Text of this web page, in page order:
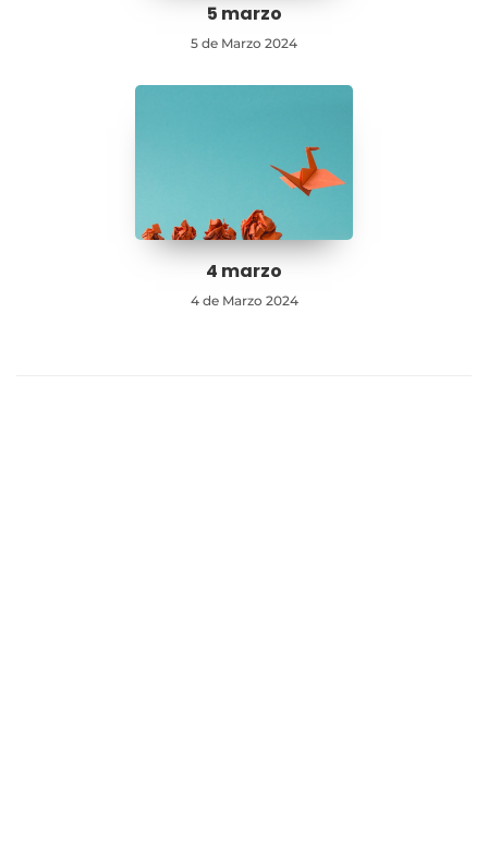
5 marzo
5 de Marzo 2024
4 marzo
4 de Marzo 2024